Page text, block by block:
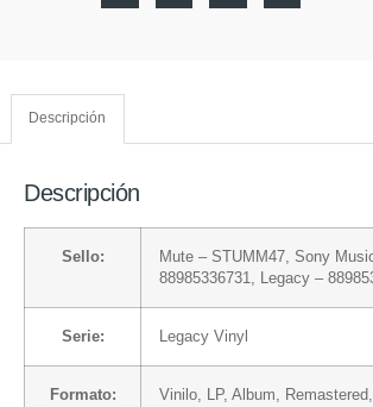
Descripción
Descripción
Sello: Mute – STUMM47, Sony
88985336731, Legacy –
Serie: Legacy Vinyl
Formato: Vinilo, LP, Album,